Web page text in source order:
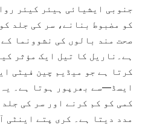
جنوبی ایشیائی ہیئر کیئر
کو مضبوط بنانے، سر کی جلد
صحت مند بالوں کی نشوونما
ہے۔ناریل کا تیل ایک مؤثر
کرتا ہے جو میڈیم چین فیٹی
ایسڈ—سے بھرپور ہوتا ہے۔
کمی کو کم کرنے اور سر کی
مدد دیتا ہے۔ کری پتے اینٹی